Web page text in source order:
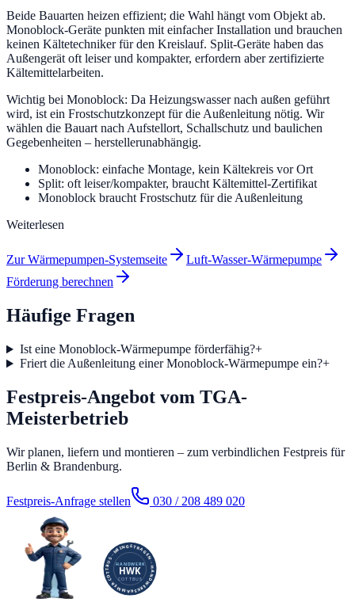
Beide Bauarten heizen effizient; die Wahl hängt vom Objekt ab.
Monoblock-Geräte punkten mit einfacher Installation und brauchen
keinen Kältetechniker für den Kreislauf. Split-Geräte haben das
Außengerät oft leiser und kompakter, erfordern aber zertifizierte
Kältemittelarbeiten.
Wichtig bei Monoblock: Da Heizungswasser nach außen geführt
wird, ist ein Frostschutzkonzept für die Außenleitung nötig. Wir
wählen die Bauart nach Aufstellort, Schallschutz und baulichen
Gegebenheiten – herstellerunabhängig.
Monoblock: einfache Montage, kein Kältekreis vor Ort
Split: oft leiser/kompakter, braucht Kältemittel-Zertifikat
Monoblock braucht Frostschutz für die Außenleitung
Weiterlesen
Zur Wärmepumpen-Systemseite
Luft-Wasser-Wärmepumpe
Förderung berechnen
Häufige Fragen
Ist eine Monoblock-Wärmepumpe förderfähig?+
Friert die Außenleitung einer Monoblock-Wärmepumpe ein?+
Festpreis-Angebot vom TGA-
Meisterbetrieb
Wir planen, liefern und montieren – zum verbindlichen Festpreis für
Berlin & Brandenburg.
Festpreis-Anfrage stellen 030 / 208 489 020